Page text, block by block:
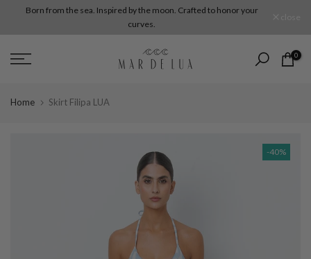
SkipBorn from the sea. Inspired by the moon. Crafted to honor your
curves.
0
Home Skirt Filipa LUA
-40%